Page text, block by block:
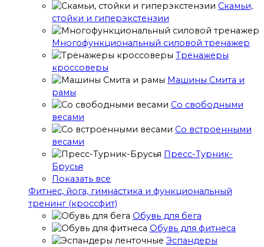
Скамьи,
стойки и гиперэкстензии
Многофункциональный силовой тренажер
Тренажеры
кроссоверы
Машины Смита и
рамы
Со свободными
весами
Со встроенными
весами
Пресс-Турник-
Брусья
Показать все
Фитнес, йога, гимнастика и функциональный
тренинг (кроссфит)
Обувь для бега
Обувь для фитнеса
Эспандеры